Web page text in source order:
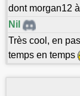
dont morgan12
Nil
Très cool, en
temps en temps